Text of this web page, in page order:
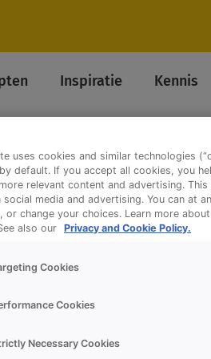
Inspiratie Kennis
uses cookies and similar technologies
default. If you accept all cookies, you
relevant content and advertising.
social media and advertising. You can at
or change your choices. Learn more
also our Privacy and Cookie Policy.
Cookies
Cookies
Necessary Cookies